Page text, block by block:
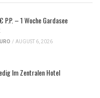
– 1 Woche Gardasee
/ AUGUST 6, 2026
Im Zentralen Hotel